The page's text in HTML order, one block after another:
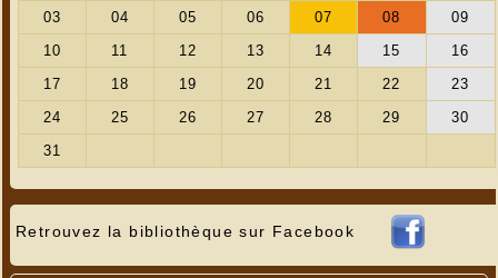
Retrouvez la bibliothèque sur Facebook